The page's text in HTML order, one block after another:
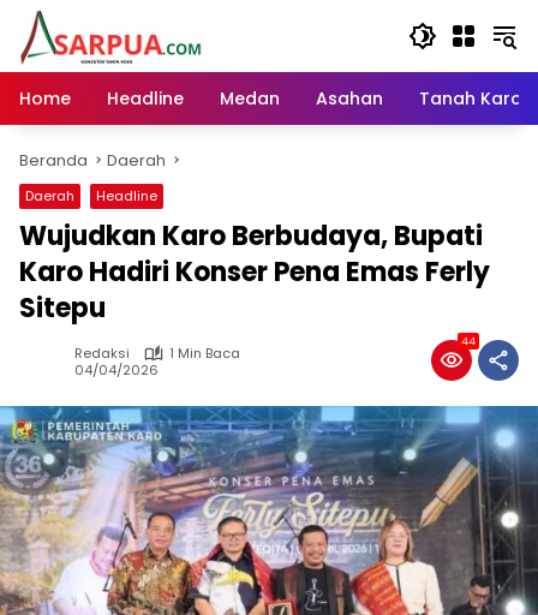
Langsung
konten
Home
Headline Medan Asahan Tanah Karo
Beranda Daerah
Daerah Headline
Wujudkan Karo Berbudaya, Bupati
Karo Hadiri Konser Pena Emas Ferly
Sitepu
Redaksi
1 Min Baca
04/04/2026
44